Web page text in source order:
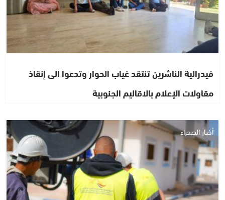
فيدرالية الناشرين تنتقد غياب الحوار وتدعوا الى إنقاذ
مقاولات الإعلام بالاقاليم الجنوبية
أخبار الصحراء